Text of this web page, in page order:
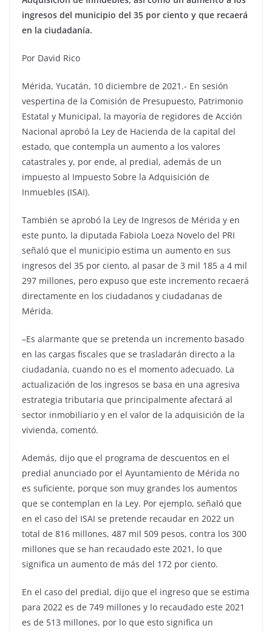
ingresos del municipio del 35 por ciento y que recaerá
en la ciudadanía.
Por David Rico
Mérida, Yucatán, 10 diciembre de 2021.- En sesión
vespertina de la Comisión de Presupuesto, Patrimonio
Estatal y Municipal, la mayoría de regidores de Acción
Nacional aprobó la Ley de Hacienda de la capital del
estado, que contempla un aumento a los valores
catastrales y, por ende, al predial, además de un
impuesto al Impuesto Sobre la Adquisición de
Inmuebles (ISAI).
También se aprobó la Ley de Ingresos de Mérida y en
este punto, la diputada Fabiola Loeza Novelo del PRI
señaló que el municipio estima un aumento en sus
ingresos del 35 por ciento, al pasar de 3 mil 185 a 4 mil
297 millones, pero expuso que este incremento recaerá
directamente en los ciudadanos y ciudadanas de
Mérida.
–Es alarmante que se pretenda un incremento basado
en las cargas fiscales que se trasladarán directo a la
ciudadanía, cuando no es el momento adecuado. La
actualización de los ingresos se basa en una agresiva
estrategia tributaria que principalmente afectará al
sector inmobiliario y en el valor de la adquisición de la
vivienda, comentó.
Además, dijo que el programa de descuentos en el
predial anunciado por el Ayuntamiento de Mérida no
es suficiente, porque son muy grandes los aumentos
que se contemplan en la Ley. Por ejemplo, señaló que
en el caso del ISAI se pretende recaudar en 2022 un
total de 816 millones, 487 mil 509 pesos, contra los 300
millones que se han recaudado este 2021, lo que
significa un aumento de más del 172 por ciento.
En el caso del predial, dijo que el ingreso que se estima
para 2022 es de 749 millones y lo recaudado este 2021
es de 513 millones, por lo que esto significa un